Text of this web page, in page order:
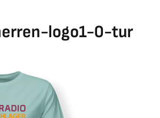
logo1-0-tur